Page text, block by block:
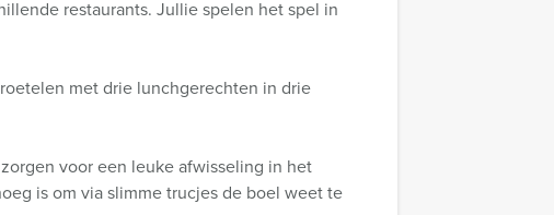
restaurants. Jullie spelen het spel in
met drie lunchgerechten in drie
voor een leuke afwisseling in het
is om via slimme trucjes de boel weet te